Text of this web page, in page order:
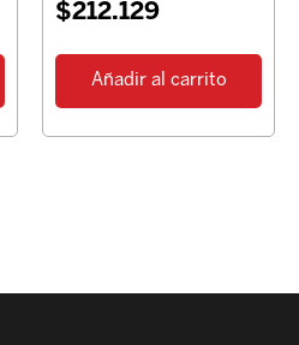
$212.129
Añadir al carrito